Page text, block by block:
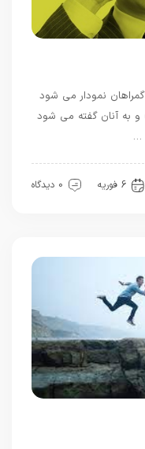
و جهنم براى گمراهان نمودار مى ‏شود
وَقِيلَ لَهُمْ أَيْنَ مَا كُنْتُمْ تَعْبُدُونَ ﴿۹۲﴾ و به آنان گفته مى ‏شود
6 فوریه 0 دیدگاه